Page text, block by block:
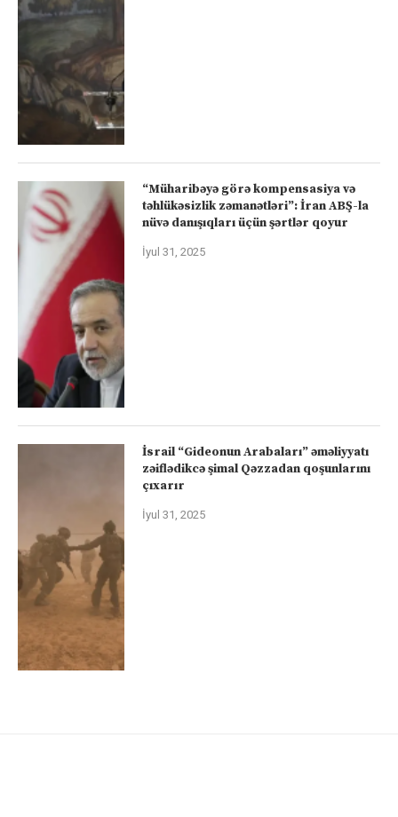
“Müharibəyə görə kompensasiya və
təhlükəsizlik zəmanətləri”: İran ABŞ-la
nüvə danışıqları üçün şərtlər qoyur
İyul 31, 2025
İsrail “Gideonun Arabaları” əməliyyatı
zəiflədikcə şimal Qəzzadan qoşunlarını
çıxarır
İyul 31, 2025